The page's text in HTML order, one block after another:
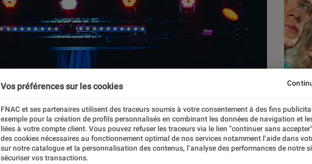
Vos préférences sur les cookies
FNAC et ses partenaires utilisent des traceurs soumis à votre consentement à des fins
exemple pour la création de profils personnalisés en combinant les données de navigation et
liées à votre compte client. Vous pouvez refuser les traceurs via le lien "continuer sans
des cookies nécessaires au fonctionnement optimal de nos services notamment l’aide dans
sur notre catalogue et la personnalisation des contenus, l’analyse des performances de notre
sécuriser vos transactions.